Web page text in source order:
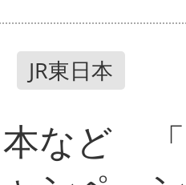
JR東日本
本など